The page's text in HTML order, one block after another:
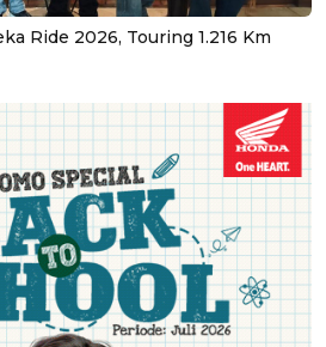
Ride 2026, Touring 1.216 Km